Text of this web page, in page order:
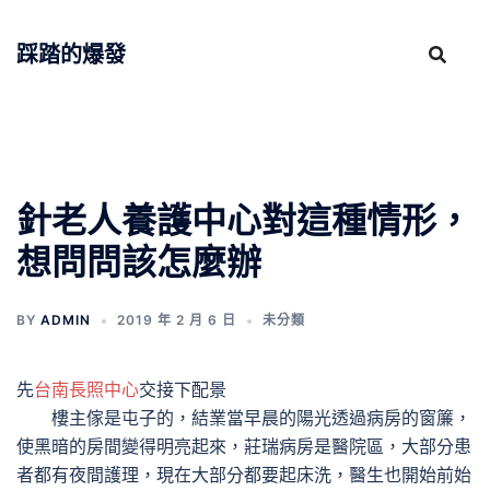
踩踏的爆發
針老人養護中心對這種情形，
想問問該怎麼辦
BY ADMIN 2019 年 2 月 6 日 未分類
先台南長照中心交接下配景
樓主傢是屯子的，結業當早晨的陽光透過病房的窗簾，
使黑暗的房間變得明亮起來，莊瑞病房是醫院區，大部分患
者都有夜間護理，現在大部分都要起床洗，醫生也開始前始